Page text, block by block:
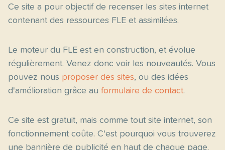
Ce site a pour objectif de recenser les sites internet
contenant des ressources FLE et assimilées.
Le moteur du FLE est en construction, et évolue
régulièrement. Venez donc voir les nouveautés. Vous
pouvez nous proposer des sites, ou des idées
d'amélioration grâce au formulaire de contact.
Ce site est gratuit, mais comme tout site internet, son
fonctionnement coûte. C'est pourquoi vous trouverez
une bannière de publicité en haut de chaque page.